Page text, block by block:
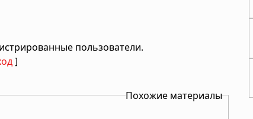
пользователи.
]
Похожие материалы